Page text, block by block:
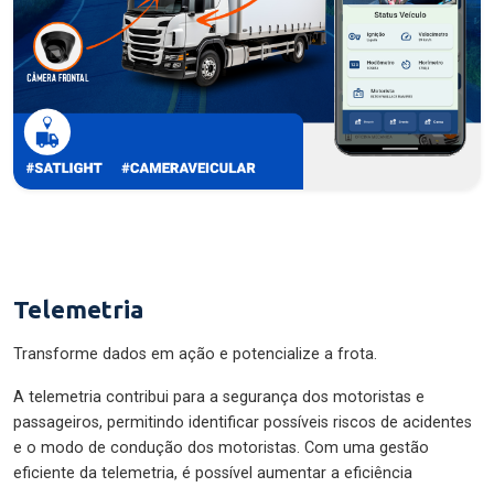
Telemetria
Transforme dados em ação e potencialize a frota.
A telemetria contribui para a segurança dos motoristas e
passageiros, permitindo identificar possíveis riscos de acidentes
e o modo de condução dos motoristas. Com uma gestão
eficiente da telemetria, é possível aumentar a eficiência